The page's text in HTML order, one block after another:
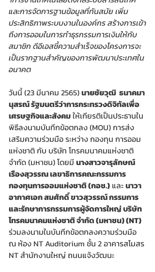
และการจัดการฐานข้อมูลที่ทันสมัย เพิ่ม
ประสิทธิภาพระบบงานในองค์กร สร้างการเข้า
ถึงการออมในการทำธุรกรรมการเงินให้กับ
สมาชิก ดีอีเอสชี้ความสำเร็จของโครงการจะ
เป็นรากฐานสำคัญของการพัฒนาประเทศใน
อนาคต
วันนี้ (23 มีนาคม 2565) นายชัยวุฒิ  ธนาคมา
นุสรณ์ รัฐมนตรีว่าการกระทรวงดิจิทัลเพื่อ
เศรษฐกิจและสังคม ให้เกียรติเป็นประธานใน
พิธีลงนามบันทึกข้อตกลง (MOU) การส่ง
เสริมความร่วมมือ ระหว่าง กองทุน การออม
แห่งชาติ กับ บริษัท โทรคมนาคมแห่งชาติ
จำกัด (มหาชน) โดยมี นางสาวจารุลักษณ์
เรืองสุวรรณ เลขาธิการคณะกรรมการ
กองทุนการออมแห่งชาติ (กอช.) และ นาวา
อากาศเอก สมศักดิ์ ขาวสุวรรณ์ กรรมการ
และรักษาการกรรมการผู้จัดการใหญ่ บริษัท
โทรคมนาคมแห่งชาติ จำกัด (มหาชน) (NT)
ร่วมลงนามในบันทึกข้อตกลงความร่วมมือ
ณ ห้อง NT Auditorium ชั้น 2 อาคารสโมสร
NT สำนักงานใหญ่ ถนนแจ้งวัฒนะ